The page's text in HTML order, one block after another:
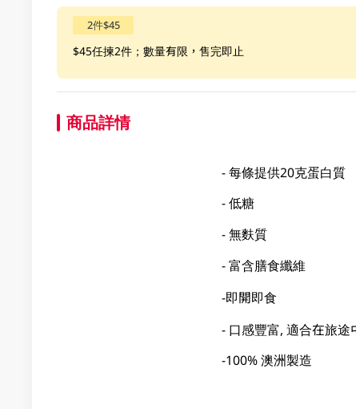
2件$45
$45任揀2件；數量有限，售完即止
商品詳情
- 每條提供20克蛋白質
- 低糖
- 無麩質
- 富含膳食纖維
-即開即食
- 口感豐富, 適合在旅
-100% 澳洲製造